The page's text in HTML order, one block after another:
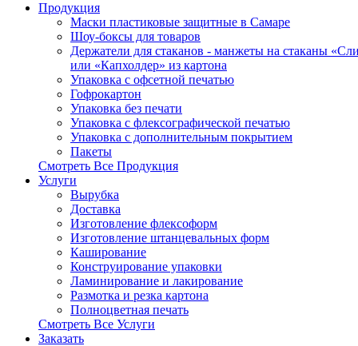
Продукция
Маски пластиковые защитные в Самаре
Шоу-боксы для товаров
Держатели для стаканов - манжеты на стаканы
или «Капхолдер» из картона
Упаковка с офсетной печатью
Гофрокартон
Упаковка без печати
Упаковка с флексографической печатью
Упаковка с дополнительным покрытием
Пакеты
Смотреть Все Продукция
Услуги
Вырубка
Доставка
Изготовление флексоформ
Изготовление штанцевальных форм
Каширование
Конструирование упаковки
Ламинирование и лакирование
Размотка и резка картона
Полноцветная печать
Смотреть Все Услуги
Заказать